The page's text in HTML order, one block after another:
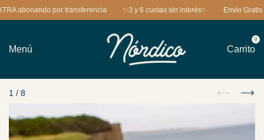
por transferencia ✨3 y 6 cuotas sin interés✨ Envío Gratis a
Menú Carrito
0
1 / 8